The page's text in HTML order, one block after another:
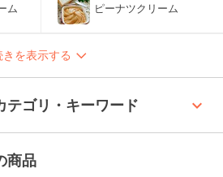
ム ピーナツクリーム
きを表示する
テゴリ・キーワード keyboard_arrow_up
商品